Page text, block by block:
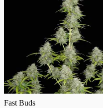
Fast Buds